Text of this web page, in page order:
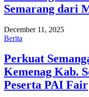
Semarang dari
December 11, 2025
Berita
Perkuat
Kemenag Kab.
Peserta PAI Fair